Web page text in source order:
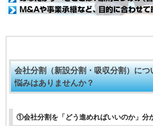
会社分割（新設分割・吸収分割）につ
悩みはありませんか？
①会社分割を「どう進めればいいのか」分